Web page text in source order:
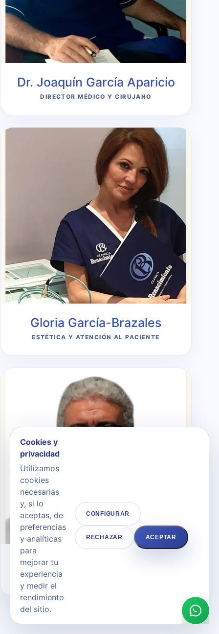
Dr. Joaquín García Aparicio
DIRECTOR MÉDICO Y CIRUJANO
Gloria García-Brazales
ESTÉTICA Y ATENCIÓN AL PACIENTE
Dr. Andrés Merlo Morales
CIRUJANO PLÁSTICO
Cookies y
privacidad
Utilizamos
cookies
necesarias
y, si lo
aceptas, de
preferencias
y analíticas
para
mejorar tu
experiencia
y medir el
rendimiento
del sitio.
CONFIGURAR
RECHAZAR ACEPTAR